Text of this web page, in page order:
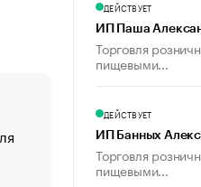
«От спорта тело
создавшей GTA
«Деньги будут не
ДЕЙСТВУЕТ
ИП Паша
Торговля
пищевыми...
ДЕЙСТВУЕТ
ИП Банных
Торговля
пищевыми...